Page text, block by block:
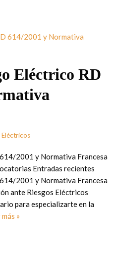
Eléctrico RD
Eléctricos
2001 y Normativa Francesa
Entradas recientes
2001 y Normativa Francesa
ante Riesgos Eléctricos
para especializarte en la
»